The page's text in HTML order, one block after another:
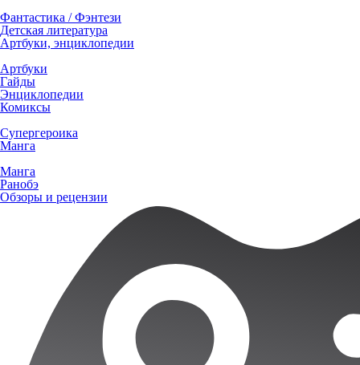
Фантастика / Фэнтези
Детская литература
Артбуки, энциклопедии
Артбуки
Гайды
Энциклопедии
Комиксы
Супергероика
Манга
Манга
Ранобэ
Обзоры и рецензии